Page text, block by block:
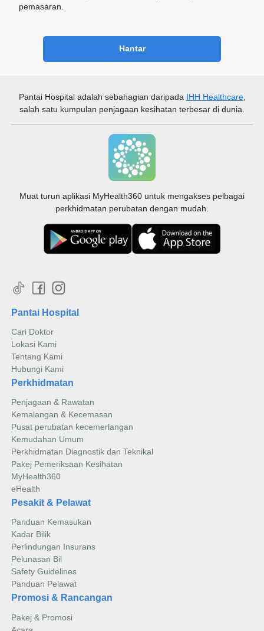
pemasaran.
Hantar
Pantai Hospitaladalah sebahagian daripada IHH Healthcare,
salah satu kumpulan penjagaan kesihatan terbesar di dunia.
Muat turun aplikasi MyHealth360 untuk mengakses pelbagai
perkhidmatan perubatan dengan mudah.
Pantai Hospital
Cari Doktor
Lokasi Kami
Tentang Kami
Hubungi Kami
Perkhidmatan
Penjagaan & Rawatan
Kemalangan & Kecemasan
Pusat perubatan kecemerlangan
Kemudahan Umum
Perkhidmatan Diagnostik dan Teknikal
Pakej Pemeriksaan Kesihatan
MyHealth360
eHealth
Pesakit & Pelawat
Panduan Kemasukan
Kadar Bilik
Perlindungan Insurans
Pelunasan Bil
Safety Guidelines
Panduan Pelawat
Promosi & Rancangan
Pakej & Promosi